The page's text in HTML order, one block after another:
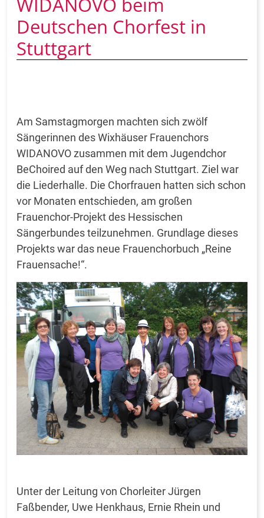
Deutschen Chorfest in
Stuttgart
Am Samstagmorgen machten sich zwölf
Sängerinnen des Wixhäuser Frauenchors
WIDANOVO zusammen mit dem Jugendchor
BeChoired auf den Weg nach Stuttgart. Ziel war
die Liederhalle. Die Chorfrauen hatten sich schon
vor Monaten entschieden, am großen
Frauenchor-Projekt des Hessischen
Sängerbundes teilzunehmen. Grundlage dieses
Projekts war das neue Frauenchorbuch „Reine
Frauensache!“.
Unter der Leitung von Chorleiter Jürgen
Faßbender, Uwe Henkhaus, Ernie Rhein und